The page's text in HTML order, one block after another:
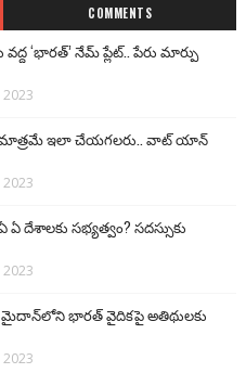
COMMENTS
‘భారత్’ నేమ్ ప్లేట్‌.. పేరు మార్పు
2023
మాత్రమే ఇలా చేయగలరు.. వాట్ యాన్
2023
ఏ దేశాలకు సభ్యత్వం? సదస్సుకు
2023
మైదాన్‌లోని భారత్ వైదికపై అతిథులకు
2023